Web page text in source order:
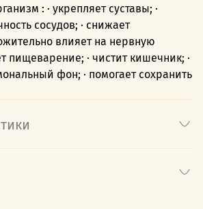
: · укрепляет суставы; ·
сосудов; · снижает
влияет на нервную
пищеварение; · чистит кишечник; ·
фон; · помогает сохранить